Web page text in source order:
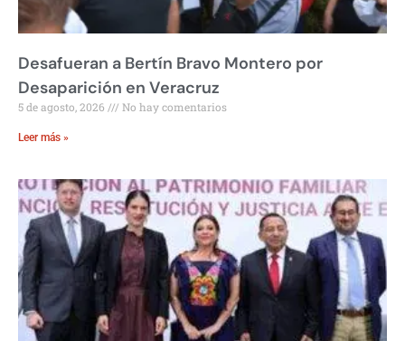
Desafueran a Bertín Bravo Montero por
Desaparición en Veracruz
5 de agosto, 2026 No hay comentarios
Leer más »